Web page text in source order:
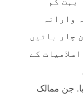
وارانہ
چار باتیں
کے
جن ممالک